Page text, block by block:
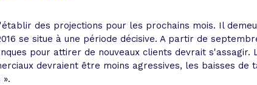
des projections pour les prochains mois. Il
se situe à une période décisive. A partir de
pour attirer de nouveaux clients devrait
devraient être moins agressives, les baisses de